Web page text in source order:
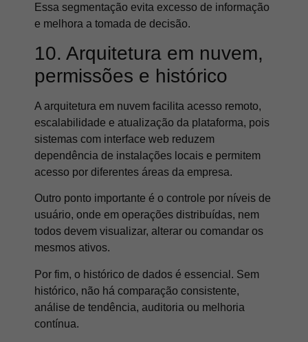
Essa segmentação evita excesso de informação
e melhora a tomada de decisão.
10. Arquitetura em nuvem,
permissões e histórico
A arquitetura em nuvem facilita acesso remoto,
escalabilidade e atualização da plataforma, pois
sistemas com interface web reduzem
dependência de instalações locais e permitem
acesso por diferentes áreas da empresa.
Outro ponto importante é o controle por níveis de
usuário, onde em operações distribuídas, nem
todos devem visualizar, alterar ou comandar os
mesmos ativos.
Por fim, o histórico de dados é essencial. Sem
histórico, não há comparação consistente,
análise de tendência, auditoria ou melhoria
contínua.